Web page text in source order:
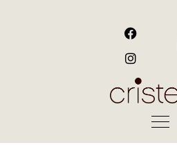
F
a
c
e
b
o
I
n
s
t
a
g